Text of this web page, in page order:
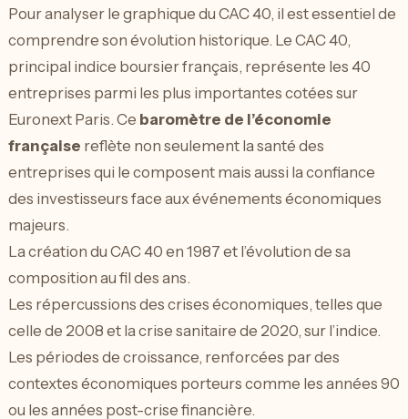
Pour analyser le graphique du CAC 40, il est essentiel de
comprendre son évolution historique. Le CAC 40,
principal indice boursier français, représente les 40
entreprises parmi les plus importantes cotées sur
Euronext Paris. Ce baromètre de l’économie
française reflète non seulement la santé des
entreprises qui le composent mais aussi la confiance
des investisseurs face aux événements économiques
majeurs.
La création du CAC 40 en 1987 et l’évolution de sa
composition au fil des ans.
Les répercussions des crises économiques, telles que
celle de 2008 et la crise sanitaire de 2020, sur l’indice.
Les périodes de croissance, renforcées par des
contextes économiques porteurs comme les années 90
ou les années post-crise financière.